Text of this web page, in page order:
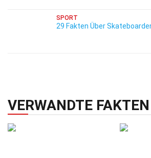
SPORT
29 Fakten Über
VERWANDTE FAKTEN